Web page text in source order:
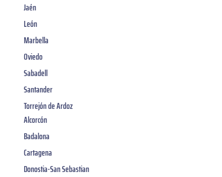
Jaén
León
Marbella
Oviedo
Sabadell
Santander
Torrejón de Ardoz
Alcorcón
Badalona
Cartagena
Donostia-San Sebastian